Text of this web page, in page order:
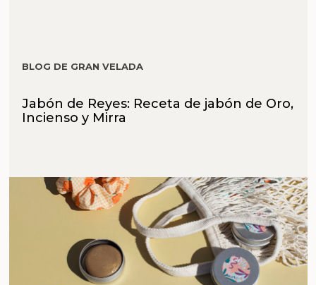
BLOG DE GRAN VELADA
Jabón de Reyes: Receta de jabón de Oro,
Incienso y Mirra